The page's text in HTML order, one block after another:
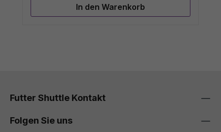
In den Warenkorb
Futter Shuttle Kontakt
Folgen Sie uns